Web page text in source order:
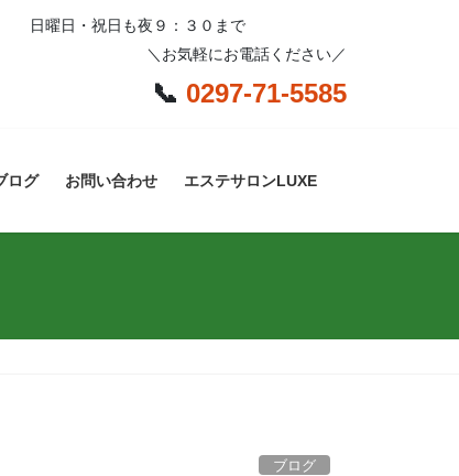
日曜日・祝日も夜９：３０まで
＼お気軽にお電話ください／
📞 0297-71-5585
ログ お問い合わせ エステサロンLUXE
ブログ